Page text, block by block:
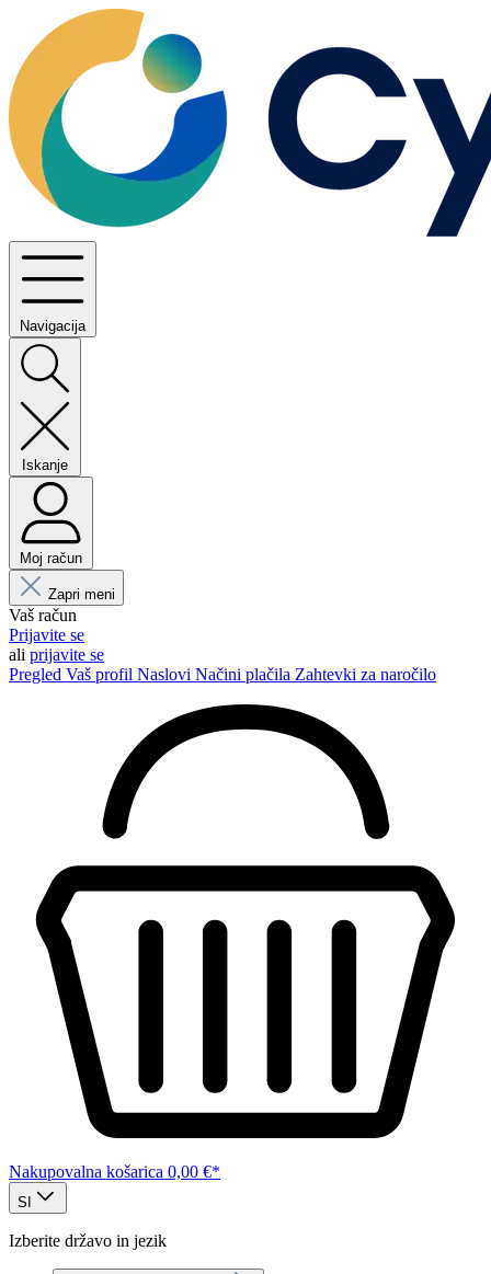
Navigacija
Iskanje
Moj račun
Zapri meni
Vaš račun
Prijavite se
ali prijavite se
Pregled Vaš profil Naslovi Načini plačila Zahtevki za naročilo
Nakupovalna košarica 0,00 €*
SI
Izberite državo in jezik